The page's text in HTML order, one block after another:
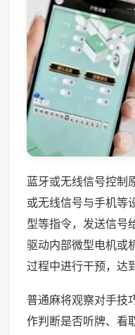
蓝牙或无线信号控制
或无线信号与手机等
型等指令，发送信号
驱动内部微型电机或
过程中进行干预，达
普通麻将观察对手技
作判断是否听牌、看